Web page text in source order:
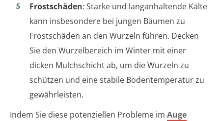
Frostschäden: Starke und langanhaltende Kälte
kann insbesondere bei jungen Bäumen zu
Frostschäden an den Wurzeln führen. Decken
Sie den Wurzelbereich im Winter mit einer
dicken Mulchschicht ab, um die Wurzeln zu
schützen und eine stabile Bodentemperatur zu
gewährleisten.
Indem Sie diese potenziellen Probleme im Auge